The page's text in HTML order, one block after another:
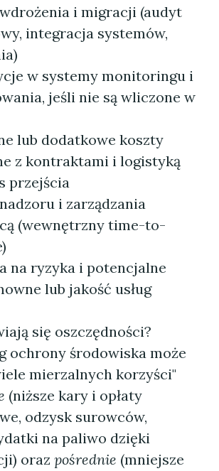
i migracji (audyt
integracja systemów,
w systemy monitoringu i
jeśli nie są wliczone w
lub dodatkowe koszty
z kontraktami i logistyką
przejścia
i zarządzania
(wewnętrzny time-to-
na ryzyka i potencjalne
lub jakość usług
się oszczędności?
ochrony środowiska może
mierzalnych korzyści"
(niższe kary i opłaty
odzysk surowców,
na paliwo dzięki
oraz pośrednie (mniejsze